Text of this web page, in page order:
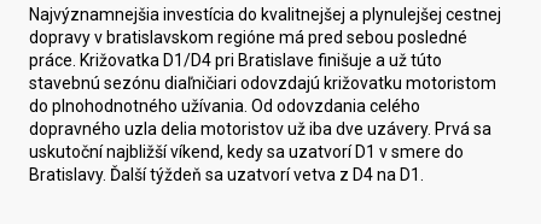
Najvýznamnejšia investícia do kvalitnejšej a plynulejšej cestnej
dopravy v bratislavskom regióne má pred sebou posledné
práce. Križovatka D1/D4 pri Bratislave finišuje a už túto
stavebnú sezónu diaľničiari odovzdajú križovatku motoristom
do plnohodnotného užívania. Od odovzdania celého
dopravného uzla delia motoristov už iba dve uzávery. Prvá sa
uskutoční najbližší víkend, kedy sa uzatvorí D1 v smere do
Bratislavy. Ďalší týždeň sa uzatvorí vetva z D4 na D1.